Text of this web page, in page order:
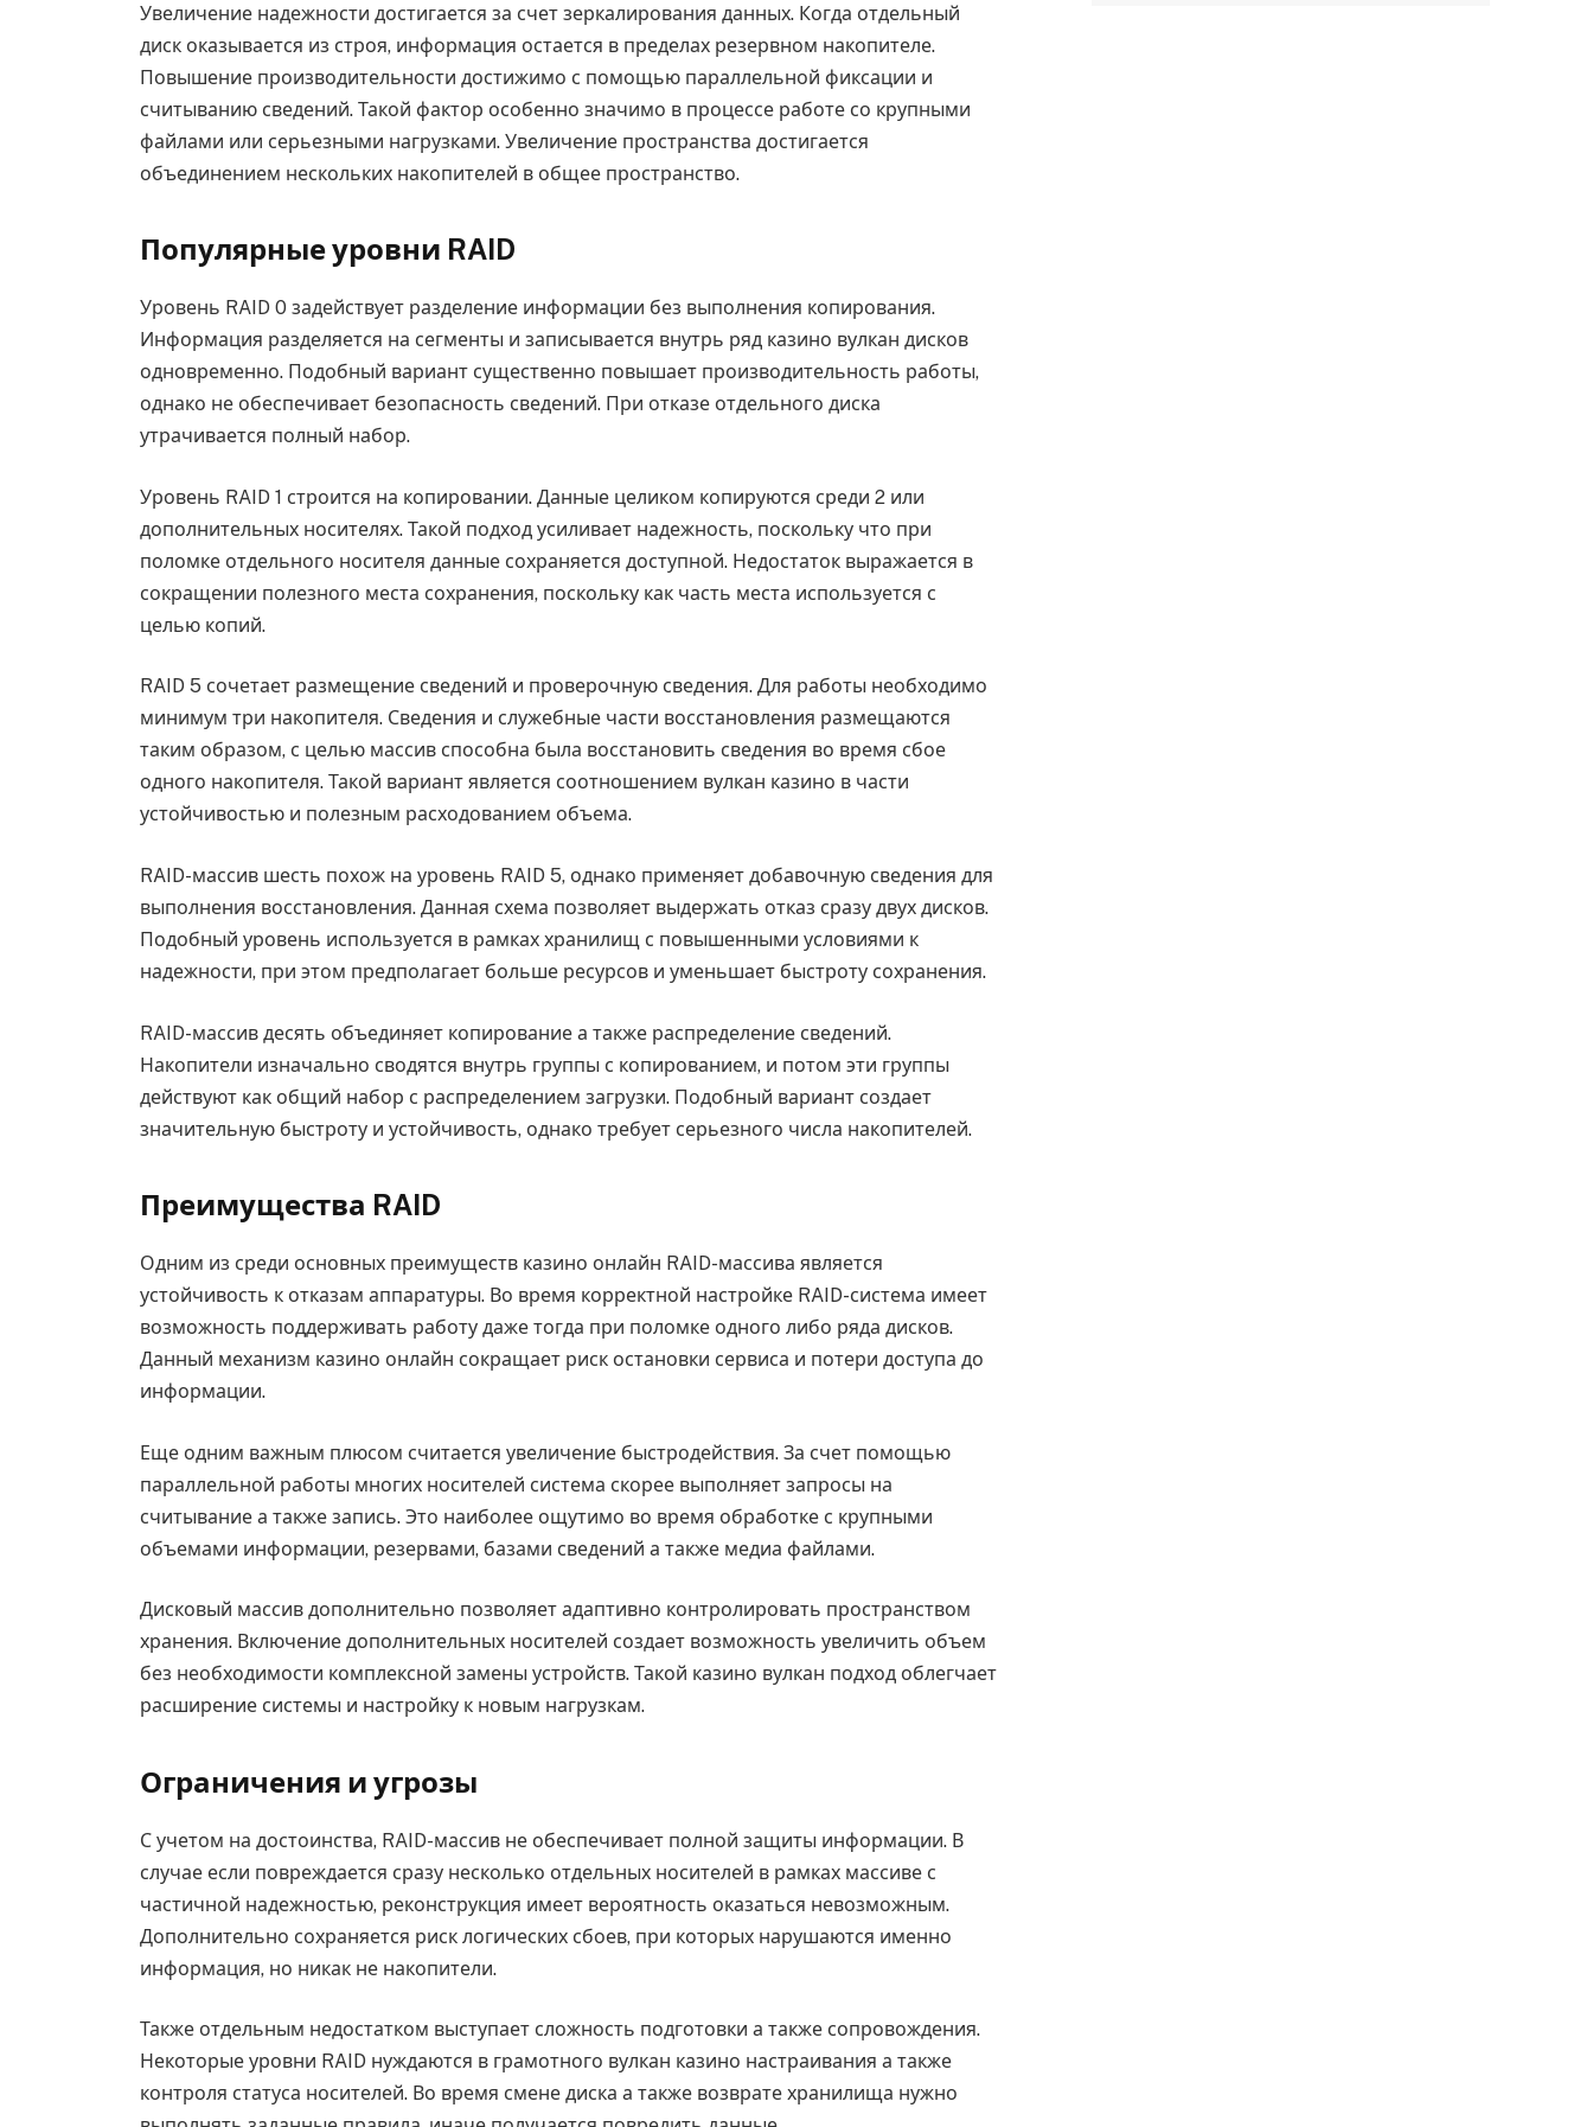
Увеличение надежности достигается за счет зеркалирования данных. Когда отдельный
диск оказывается из строя, информация остается в пределах резервном накопителе.
Повышение производительности достижимо с помощью параллельной фиксации и
считыванию сведений. Такой фактор особенно значимо в процессе работе со крупными
файлами или серьезными нагрузками. Увеличение пространства достигается
объединением нескольких накопителей в общее пространство.
Популярные уровни RAID
Уровень RAID 0 задействует разделение информации без выполнения копирования.
Информация разделяется на сегменты и записывается внутрь ряд казино вулкан дисков
одновременно. Подобный вариант существенно повышает производительность работы,
однако не обеспечивает безопасность сведений. При отказе отдельного диска
утрачивается полный набор.
Уровень RAID 1 строится на копировании. Данные целиком копируются среди 2 или
дополнительных носителях. Такой подход усиливает надежность, поскольку что при
поломке отдельного носителя данные сохраняется доступной. Недостаток выражается в
сокращении полезного места сохранения, поскольку как часть места используется с
целью копий.
RAID 5 сочетает размещение сведений и проверочную сведения. Для работы необходимо
минимум три накопителя. Сведения и служебные части восстановления размещаются
таким образом, с целью массив способна была восстановить сведения во время сбое
одного накопителя. Такой вариант является соотношением вулкан казино в части
устойчивостью и полезным расходованием объема.
RAID-массив шесть похож на уровень RAID 5, однако применяет добавочную сведения для
выполнения восстановления. Данная схема позволяет выдержать отказ сразу двух дисков.
Подобный уровень используется в рамках хранилищ с повышенными условиями к
надежности, при этом предполагает больше ресурсов и уменьшает быстроту сохранения.
RAID-массив десять объединяет копирование а также распределение сведений.
Накопители изначально сводятся внутрь группы с копированием, и потом эти группы
действуют как общий набор с распределением загрузки. Подобный вариант создает
значительную быстроту и устойчивость, однако требует серьезного числа накопителей.
Преимущества RAID
Одним из среди основных преимуществ казино онлайн RAID-массива является
устойчивость к отказам аппаратуры. Во время корректной настройке RAID-система имеет
возможность поддерживать работу даже тогда при поломке одного либо ряда дисков.
Данный механизм казино онлайн сокращает риск остановки сервиса и потери доступа до
информации.
Еще одним важным плюсом считается увеличение быстродействия. За счет помощью
параллельной работы многих носителей система скорее выполняет запросы на
считывание а также запись. Это наиболее ощутимо во время обработке с крупными
объемами информации, резервами, базами сведений а также медиа файлами.
Дисковый массив дополнительно позволяет адаптивно контролировать пространством
хранения. Включение дополнительных носителей создает возможность увеличить объем
без необходимости комплексной замены устройств. Такой казино вулкан подход облегчает
расширение системы и настройку к новым нагрузкам.
Ограничения и угрозы
С учетом на достоинства, RAID-массив не обеспечивает полной защиты информации. В
случае если повреждается сразу несколько отдельных носителей в рамках массиве с
частичной надежностью, реконструкция имеет вероятность оказаться невозможным.
Дополнительно сохраняется риск логических сбоев, при которых нарушаются именно
информация, но никак не накопители.
Также отдельным недостатком выступает сложность подготовки а также сопровождения.
Некоторые уровни RAID нуждаются в грамотного вулкан казино настраивания а также
контроля статуса носителей. Во время смене диска а также возврате хранилища нужно